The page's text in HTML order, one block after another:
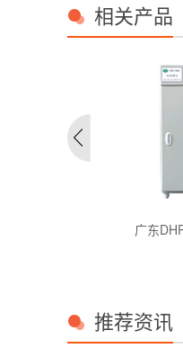
相关产品
广东
推荐资讯